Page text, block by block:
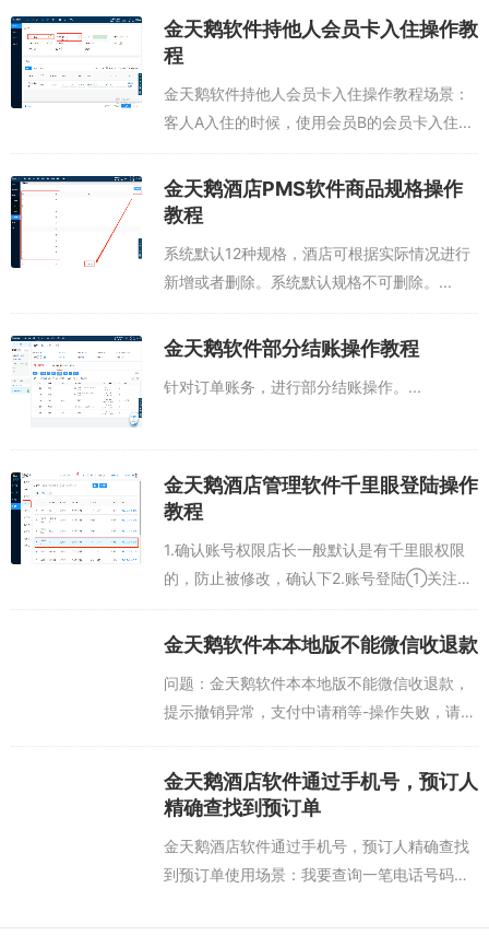
金天鹅软件持他人会员卡入住操作教
程
金天鹅软件持他人会员卡入住操作教程场景：
客人A入住的时候，使用会员B的会员卡入住...
金天鹅酒店PMS软件商品规格操作
教程
系统默认12种规格，酒店可根据实际情况进行
新增或者删除。系统默认规格不可删除。...
金天鹅软件部分结账操作教程
针对订单账务，进行部分结账操作。...
金天鹅酒店管理软件千里眼登陆操作
教程
1.确认账号权限店长一般默认是有千里眼权限
的，防止被修改，确认下2.账号登陆①关注金
天鹅微信公众号②菜单栏选择【2号店长】③
登陆成功后，界面会有账号姓名，绑定的酒
金天鹅软件本本地版不能微信收退款
问题：金天鹅软件本本地版不能微信收退款，
提示撤销异常，支付中请稍等-操作失败，请求
版PMS酒店管理软件证书删除掉，重启服务
端，用天鹅付收退款试一试...
金天鹅酒店软件通过手机号，预订人
精确查找到预订单
金天鹅酒店软件通过手机号，预订人精确查找
到预订单使用场景：我要查询一笔电话号码：
可以将手机号与预订人输入预订单查询搜索